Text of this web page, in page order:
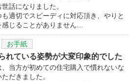
話になりました。
適切でスピーディに対応頂き、やりと
じることがありません…
お手紙
れている姿勢が大変印象的でした
当方が初めての住宅購入で慣れないな
だきました。